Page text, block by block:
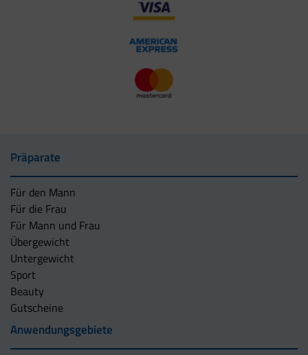
Präparate
Für den Mann
Für die Frau
Für Mann und Frau
Übergewicht
Untergewicht
Sport
Beauty
Gutscheine
Anwendungsgebiete